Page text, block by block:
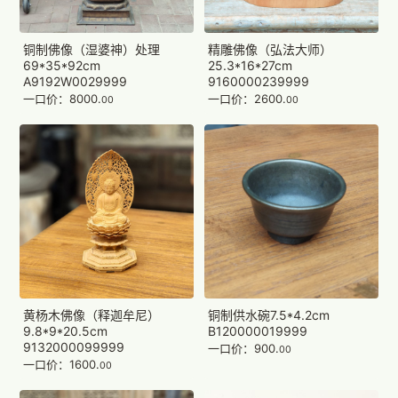
铜制佛像（湿婆神）处理
69*35*92cm
A9192W0029999
一口价：8000.00
精雕佛像（弘法大师）
25.3*16*27cm
9160000239999
一口价：2600.00
黄杨木佛像（释迦牟尼）
9.8*9*20.5cm
9132000099999
一口价：1600.00
铜制供水碗7.5*4.2cm
B120000019999
一口价：900.00